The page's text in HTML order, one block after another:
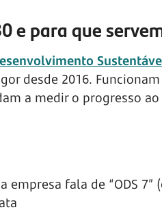
e para que
desde 2016.
a medir o progresso
empresa fala de “ODS 7”